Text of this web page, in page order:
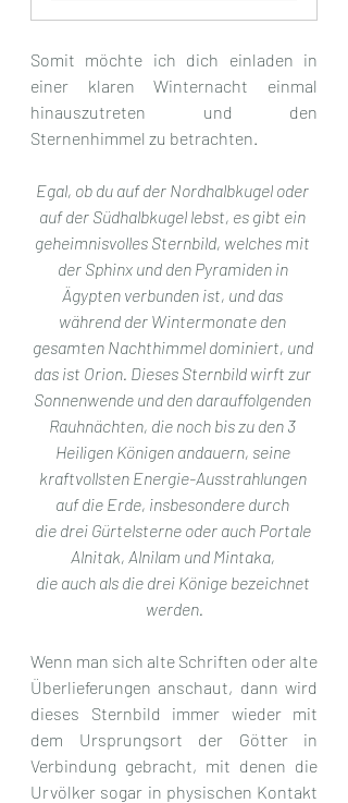
Somit möchte ich dich einladen in
einer klaren Winternacht einmal
hinauszutreten und den
Sternenhimmel zu betrachten.
Egal, ob du auf der Nordhalbkugel oder
auf der Südhalbkugel lebst, es gibt ein
geheimnisvolles Sternbild, welches mit
der Sphinx und den Pyramiden in
Ägypten verbunden ist, und das
während der Wintermonate den
gesamten Nachthimmel dominiert, und
das ist Orion. Dieses Sternbild wirft zur
Sonnenwende und den darauffolgenden
Rauhnächten, die noch bis zu den 3
Heiligen Königen andauern, seine
kraftvollsten Energie-Ausstrahlungen
auf die Erde, insbesondere durch
die drei Gürtelsterne oder auch Portale
Alnitak, Alnilam und Mintaka,
die auch als die drei Könige bezeichnet
werden.
Wenn man sich alte Schriften oder alte
Überlieferungen anschaut, dann wird
dieses Sternbild immer wieder mit
dem Ursprungsort der Götter in
Verbindung gebracht, mit denen die
Urvölker sogar in physischen Kontakt